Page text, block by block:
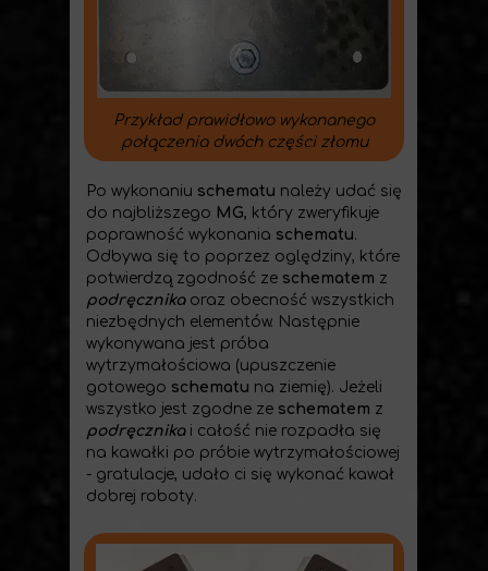
Przykład prawidłowo wykonanego
połączenia dwóch części złomu
Po wykonaniu schematu należy udać się
do najbliższego MG, który zweryfikuje
poprawność wykonania schematu.
Odbywa się to poprzez oględziny, które
potwierdzą zgodność ze schematem z
podręcznika oraz obecność wszystkich
niezbędnych elementów. Następnie
wykonywana jest próba
wytrzymałościowa (upuszczenie
gotowego schematu na ziemię). Jeżeli
wszystko jest zgodne ze schematem z
podręcznika i całość nie rozpadła się
na kawałki po próbie wytrzymałościowej
- gratulacje, udało ci się wykonać kawał
dobrej roboty.